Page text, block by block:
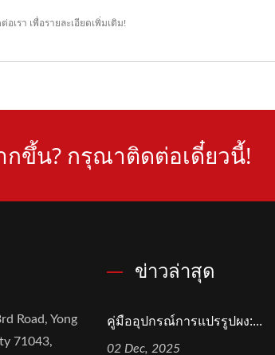
อเรา เพื่อรายละเอียดเพิ่มเติม!
ขึ้น? กรุณาติดต่อเดี๋ยวนี้!
Road, Yong
71043,
ข่าวล่าสุด
คู่มืออุปกรณ์การแปรรูปผง:...
02 Dec, 2025